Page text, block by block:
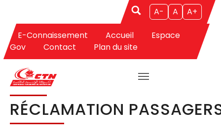
Aller au contenu principal
A- A A+
E-Connaissement Accueil
Espace
Gov
Contact Plan du site
Vous êtes ici:
CTN Passagers Réclamation Passagers
RÉCLAMATION